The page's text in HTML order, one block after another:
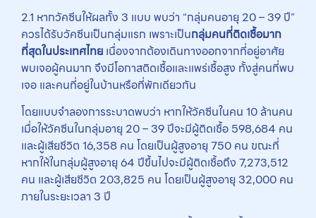
2.1 หากวัคซีนให้ผลทั้ง 3 แบบ พบว่า “กลุ่มคนอายุ 20 – 39 ปี”
ควรได้รับวัคซีนเป็นกลุ่มแรก เพราะเป็นกลุ่มคนที่ติดเชื้อมาก
ที่สุดในประเทศไทย เนื่องจากต้องเดินทางออกจากที่อยู่อาศัย
พบเจอผู้คนมาก จึงมีโอกาสติดเชื้อและแพร่เชื้อสูง ทั้งสู่คนที่พบ
เจอ และคนที่อยู่ในบ้านหรือที่พักเดียวกัน
โดยแบบจำลองการระบาดพบว่า หากให้วัคซีนในคน 10 ล้านคน
เมื่อให้วัคซีนในกลุ่มอายุ 20 – 39 ปีจะมีผู้ติดเชื้อ 598,684 คน
และผู้เสียชีวิต 16,358 คน โดยเป็นผู้สูงอายุ 750 คน ขณะที่
หากให้ในกลุ่มผู้สูงอายุ 64 ปีขึ้นไปจะมีผู้ติดเชื้อถึง 7,273,512
คน และผู้เสียชีวิต 203,825 คน โดยเป็นผู้สูงอายุ 32,000 คน
ภายในระยะเวลา 3 ปี